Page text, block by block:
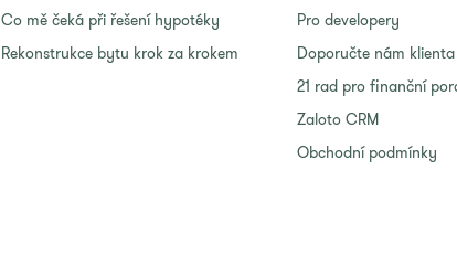
Co mě čeká při řešení hypotéky
Rekonstrukce bytu krok za krokem
Pro developery
Doporučte nám klienta
21 rad pro finanční
Zaloto CRM
Obchodní podmínky